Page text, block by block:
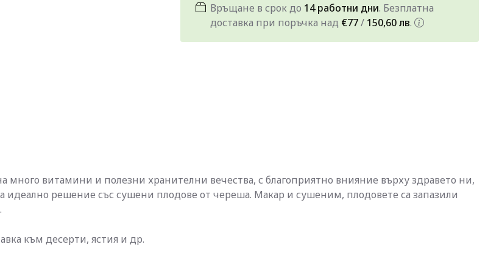
Връщане в срок до 14 работни дни. Безплатна
доставка при поръчка над €77/ 150,60 лв.
витамини и полезни хранителни вечества, с благоприятно внияние върху здравето ни,
идеално решение със сушени плодове от череша. Макар и сушеним, плодовете са запазили
към десерти, ястия и др.